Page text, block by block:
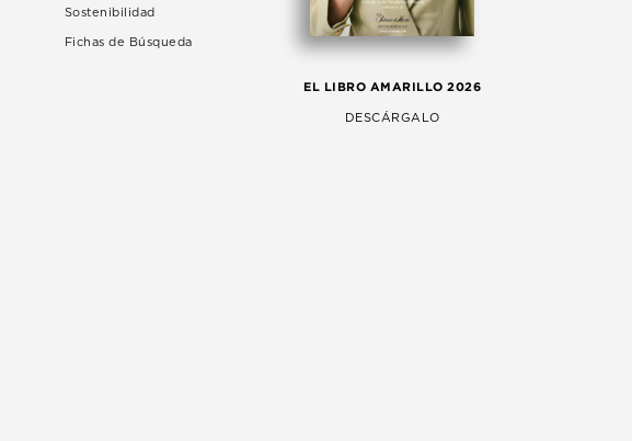
Sostenibilidad
Fichas de Búsqueda
EL LIBRO AMARILLO 2026
DESCÁRGALO